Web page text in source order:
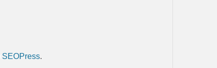
SEOPress.